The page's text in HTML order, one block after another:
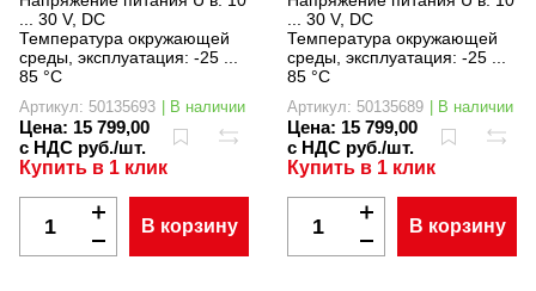
... 30 V, DC
Температура окружающей
среды, эксплуатация: -25 ...
85 °C
Артикул: 50135693 | В наличии
Цена: 15 799,00
с НДС руб./шт.
Купить в 1 клик
В корзину
... 30 V, DC
Температура окружающей
среды, эксплуатация: -25 ...
85 °C
Артикул: 50135689 | В наличии
Цена: 15 799,00
с НДС руб./шт.
Купить в 1 клик
В корзину